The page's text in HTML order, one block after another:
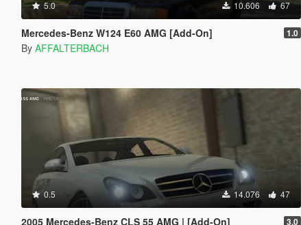
5.0 10.606 67
Mercedes-Benz W124 E60 AMG [Add-On] 1.0
By AFFALTERBACH
0.5 14.076 47
2005 Mercedes-Benz CLS 55 AMG | [Add-On] 3.0